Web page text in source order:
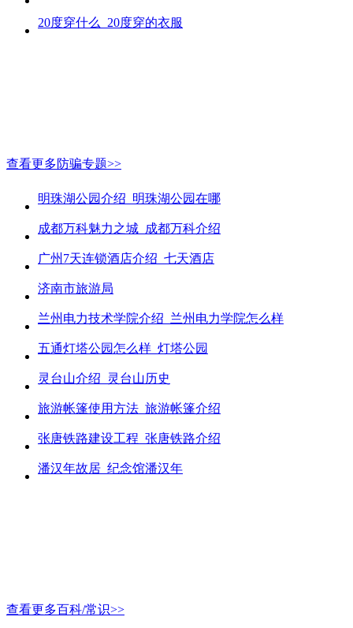
20度穿什么_20度穿的衣服
查看更多防骗专题>>
明珠湖公园介绍_明珠湖公园在哪
成都万科魅力之城_成都万科介绍
广州7天连锁酒店介绍_七天酒店
济南市旅游局
兰州电力技术学院介绍_兰州电力学院怎么样
五通灯塔公园怎么样_灯塔公园
灵台山介绍_灵台山历史
旅游帐篷使用方法_旅游帐篷介绍
张唐铁路建设工程_张唐铁路介绍
潘汉年故居_纪念馆潘汉年
查看更多百科/常识>>